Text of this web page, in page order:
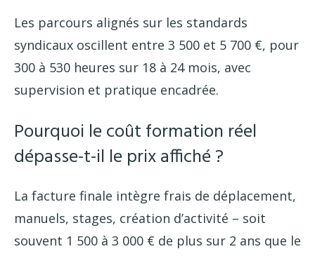
Les parcours alignés sur les standards
syndicaux oscillent entre 3 500 et 5 700 €, pour
300 à 530 heures sur 18 à 24 mois, avec
supervision et pratique encadrée.
Pourquoi le coût formation réel
dépasse-t-il le prix affiché ?
La facture finale intègre frais de déplacement,
manuels, stages, création d’activité – soit
souvent 1 500 à 3 000 € de plus sur 2 ans que le